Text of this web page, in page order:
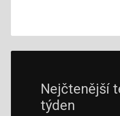
Nejčtenější
týden